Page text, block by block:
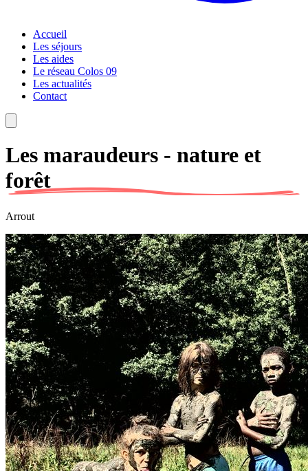
Accueil
Les séjours
Les aides
Le réseau Colos 09
Les actualités
Contact
Les maraudeurs - nature et
forêt
Arrout